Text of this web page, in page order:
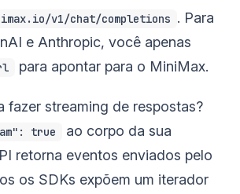
v1/chat/completions . Para
e Anthropic, você apenas
para apontar para o MiniMax.
fazer streaming de respostas?
true
ao corpo da sua
retorna eventos enviados pelo
os SDKs expõem um iterador